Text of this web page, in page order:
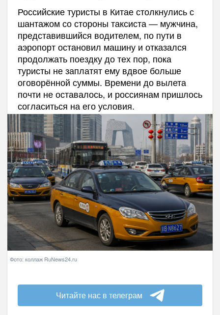
Российские туристы в Китае столкнулись с
шантажом со стороны таксиста — мужчина,
представившийся водителем, по пути в
аэропорт остановил машину и отказался
продолжать поездку до тех пор, пока
туристы не заплатят ему вдвое больше
оговорённой суммы. Времени до вылета
почти не оставалось, и россиянам пришлось
согласиться на его условия.
Фото: коллаж RuNews24.ru
Читайте нас в телеграм